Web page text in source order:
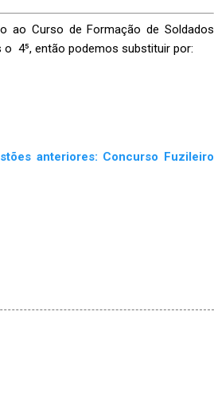
ao Curso de Formação de Soldados
4⁵, então podemos substituir por:
anteriores: Concurso Fuzileiro